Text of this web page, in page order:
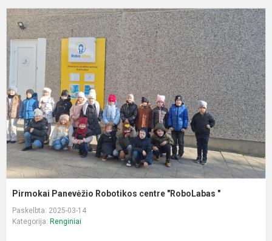
Pirmokai Panevėžio Robotikos centre "RoboLabas "
Paskelbta: 2025-03-14
Kategorija: Renginiai